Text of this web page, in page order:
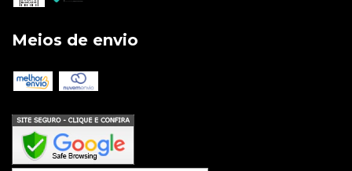
Meios de envio